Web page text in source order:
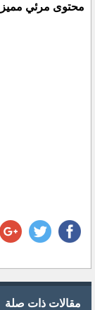
محتوى مرئي مميز
مقالات ذات صلة